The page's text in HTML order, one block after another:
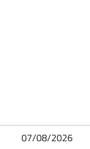
07/08/2026